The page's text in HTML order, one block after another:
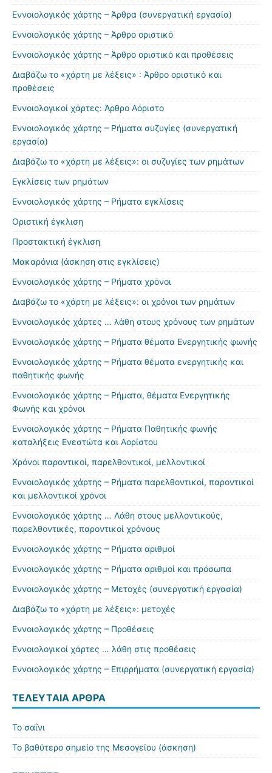
Εννοιολογικός χάρτης – Άρθρα (συνεργατική εργασία)
Εννοιολογικός χάρτης – Άρθρο οριστικό
Εννοιολογικός χάρτης – Άρθρο οριστικό και προθέσεις
Διαβάζω το «χάρτη με λέξεις» : Άρθρο οριστικό και
προθέσεις
Εννοιολογικοί χάρτες: Άρθρο Αόριστο
Εννοιολογικός χάρτης – Ρήματα συζυγίες (συνεργατική
εργασία)
Διαβάζω το «χάρτη με λέξεις»: οι συζυγίες των ρημάτων
Εγκλίσεις των ρημάτων
Εννοιολογικός χάρτης – Ρήματα εγκλίσεις
Οριστική έγκλιση
Προστακτική έγκλιση
Μακαρόνια (άσκηση στις εγκλίσεις)
Εννοιολογικός χάρτης – Ρήματα χρόνοι
Διαβάζω το «χάρτη με λέξεις»: οι χρόνοι των ρημάτων
Εννοιολογικός χάρτες … λάθη στους χρόνους των ρημάτων
Εννοιολογικός χάρτης – Ρήματα θέματα Ενεργητικής φωνής
Εννοιολογικός χάρτης – Ρήματα θέματα ενεργητικής και
παθητικής φωνής
Εννοιολογικός χάρτης – Ρήματα, θέματα Ενεργητικής
Φωνής και χρόνοι
Εννοιολογικός χάρτης – Ρήματα Παθητικής φωνής
καταλήξεις Ενεστώτα και Αορίστου
Χρόνοι παροντικοί, παρελθοντικοί, μελλοντικοί
Εννοιολογικός χάρτης – Ρήματα παρελθοντικοί, παροντικοί
και μελλοντικοί χρόνοι
Εννοιολογικός χάρτης … Λάθη στους μελλοντικούς,
παρελθοντικές, παροντικοί χρόνους
Εννοιολογικός χάρτης – Ρήματα αριθμοί
Εννοιολογικός χάρτης – Ρήματα αριθμοί και πρόσωπα
Εννοιολογικός χάρτης – Μετοχές (συνεργατική εργασία)
Διαβάζω το «χάρτη με λέξεις»: μετοχές
Εννοιολογικός χάρτης – Προθέσεις
Εννοιολογικοί χάρτες … λάθη στις προθέσεις
Εννοιολογικός χάρτης – Επιρρήματα (συνεργατική εργασία)
ΤΕΛΕΥΤΑΊΑ ΆΡΘΡΑ
Το σαΐνι
Το βαθύτερο σημείο της Μεσογείου (άσκηση)